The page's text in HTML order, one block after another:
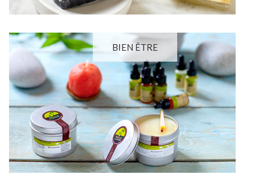
BIEN ÊTRE